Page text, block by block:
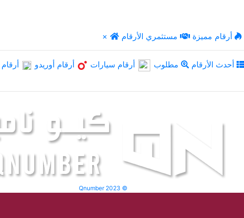
× أرقام مميزة مستثمري الأرقام
أحدث الأرقام مطلوب أرقام سيارات أرقام أوريدو
Qnumber 2023 ©